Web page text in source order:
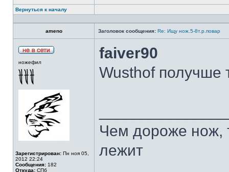
Вернуться к началу
ameno Заголовок сообщения: Re: Ищу нож.5-8т.р.повар
ножефил
Зарегистрирован: Пн ноя 05,
2012 22:24
Сообщения: 182
Откуда: СПб
faiver90
Wusthof получше
Чем дороже нож,
лежит